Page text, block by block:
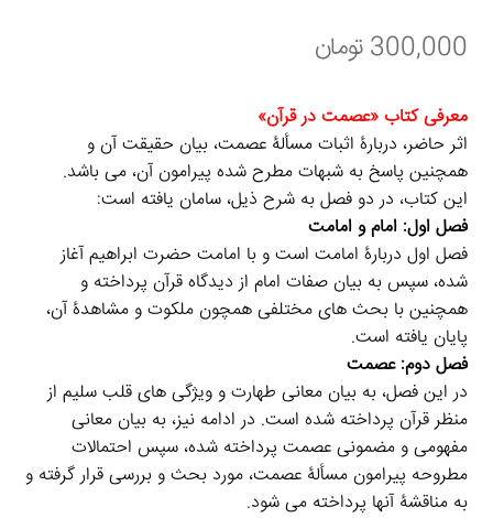
300,000تومان
معرفی كتاب «عصمت در قرآن»
اثر حاضر، دربارۀ اثبات مسألۀ عصمت، بيان حقيقت آن و
همچنین پاسخ به شبهات مطرح شده پیرامون آن، می باشد.
این کتاب، در دو فصل به شرح ذیل، سامان یافته است:
فصل اول: امام و امامت
فصل اول دربارۀ امامت است و با امامت حضرت ابراهيم آغاز
شده، سپس به بیان صفات امام از دیدگاه قرآن پرداخته و
همچنین با بحث های مختلفی همچون ملکوت و مشاهدۀ آن،
پایان یافته است.
فصل دوم: عصمت
در این فصل، به بیان معانی طهارت و ویژگی های قلب سلیم از
منظر قرآن پرداخته شده است. در ادامه نیز، به بیان معانی
مفهومی و مضمونی عصمت پرداخته شده، سپس احتمالات
مطروحه پیرامون مسألۀ عصمت، مورد بحث و بررسی قرار گرفته و
به مناقشۀ آنها پرداخته می شود.